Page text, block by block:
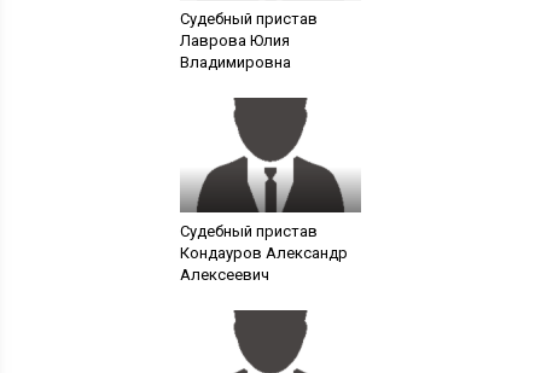
Судебный пристав
Лаврова Юлия
Владимировна
Судебный пристав
Кондауров Александр
Алексеевич